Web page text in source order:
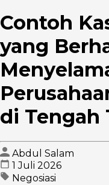
Contoh
yang
di Tengah
Abdul Salam
1 Juli 2026
Negosiasi